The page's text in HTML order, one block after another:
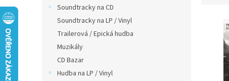
Soundtracky na CD
Soundtracky na LP / Vinyl
Trailerová / Epická hudba
Muzikály
CD Bazar
Hudba na LP / Vinyl